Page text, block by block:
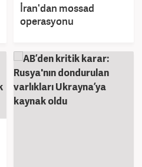
İran'dan mossad
operasyonu